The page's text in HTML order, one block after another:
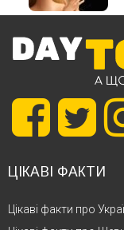
ЦІКАВІ ФАКТИ
Цікаві факти про